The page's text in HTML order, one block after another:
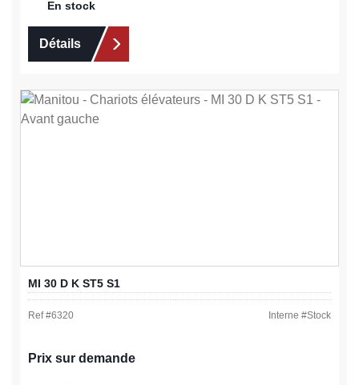
En stock
Détails
MI 30 D K ST5 S1
Ref #6320 Interne #Stock
Prix sur demande